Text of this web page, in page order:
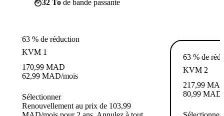
32 To de bande passante
63 % de réduction
KVM 1
170,99 MAD
62,99 MAD/mois
Sélectionner
Renouvellement au prix de 103,99
63 % de
KVM 2
217,99
80,99 MAD